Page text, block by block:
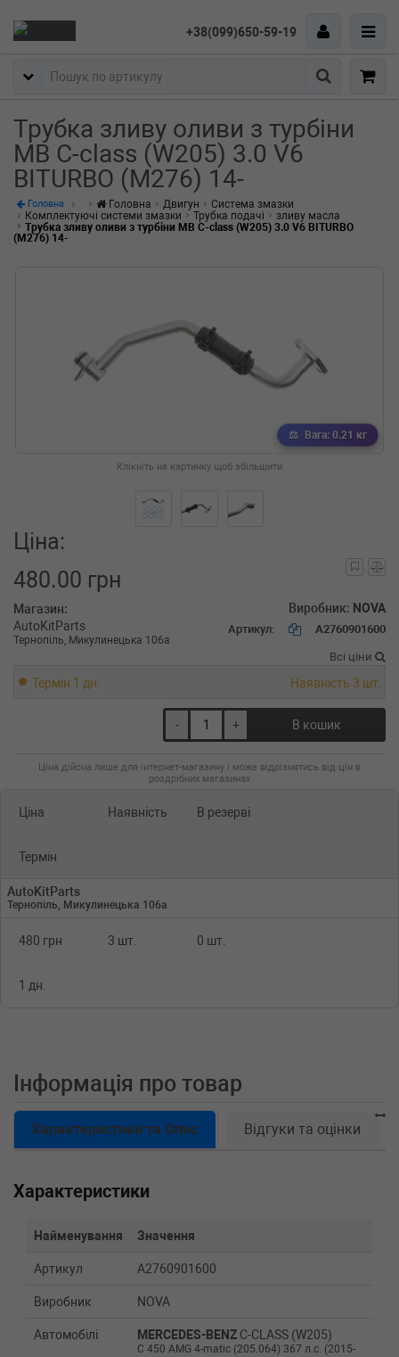
+38(099)650-59-19
Пошук
Трубка зливу оливи з турбіни
MB C-class (W205) 3.0 V6
BITURBO (M276) 14-
Головна Головна Двигун
Система змазки
Комплектуючі системи змазки
Трубка подачі
зливу масла
Трубка зливу оливи з турбіни MB C-class (W205) 3.0 V6 BITURBO
(M276) 14-
Вага: 0.21 кг
Клікніть на картинку щоб збільшити
Ціна:
480.00 грн
Магазин:
AutoKitParts
Тернопіль, Микулинецька 106а
Виробник: NOVA
Артикул: A2760901600
Всі ціни
Термін 1 дн. Наявність 3 шт.
- + В кошик
Ціна дійсна лише для інтернет-магазину і може відрізнятись від цін в
роздрібних магазинах
Ціна Наявність В резерві
Термін
AutoKitParts
Тернопіль, Микулинецька 106а
480 грн 3 шт. 0 шт.
1 дн.
Інформація про товар
Характеристики та Опис Відгуки та оцінки
Характеристики
Найменування Значення
Артикул A2760901600
Виробник NOVA
Автомобілі MERCEDES-BENZ C-CLASS (W205)
C 450 AMG 4-matic (205.064) 367 л.с. (2015-